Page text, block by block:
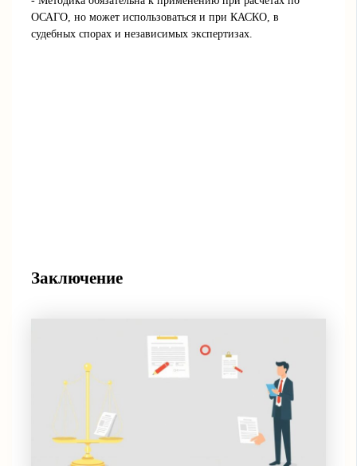
ОСАГО, но может использоваться и при КАСКО, в
судебных спорах и независимых экспертизах.
Заключение